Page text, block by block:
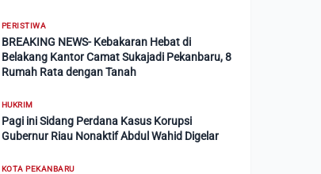
PERISTIWA
BREAKING NEWS- Kebakaran Hebat di
Belakang Kantor Camat Sukajadi Pekanbaru, 8
Rumah Rata dengan Tanah
HUKRIM
Pagi ini Sidang Perdana Kasus Korupsi
Gubernur Riau Nonaktif Abdul Wahid Digelar
KOTA PEKANBARU